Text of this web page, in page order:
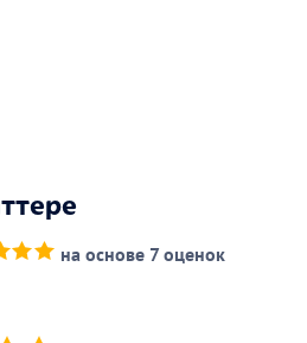
на основе 7 оценок